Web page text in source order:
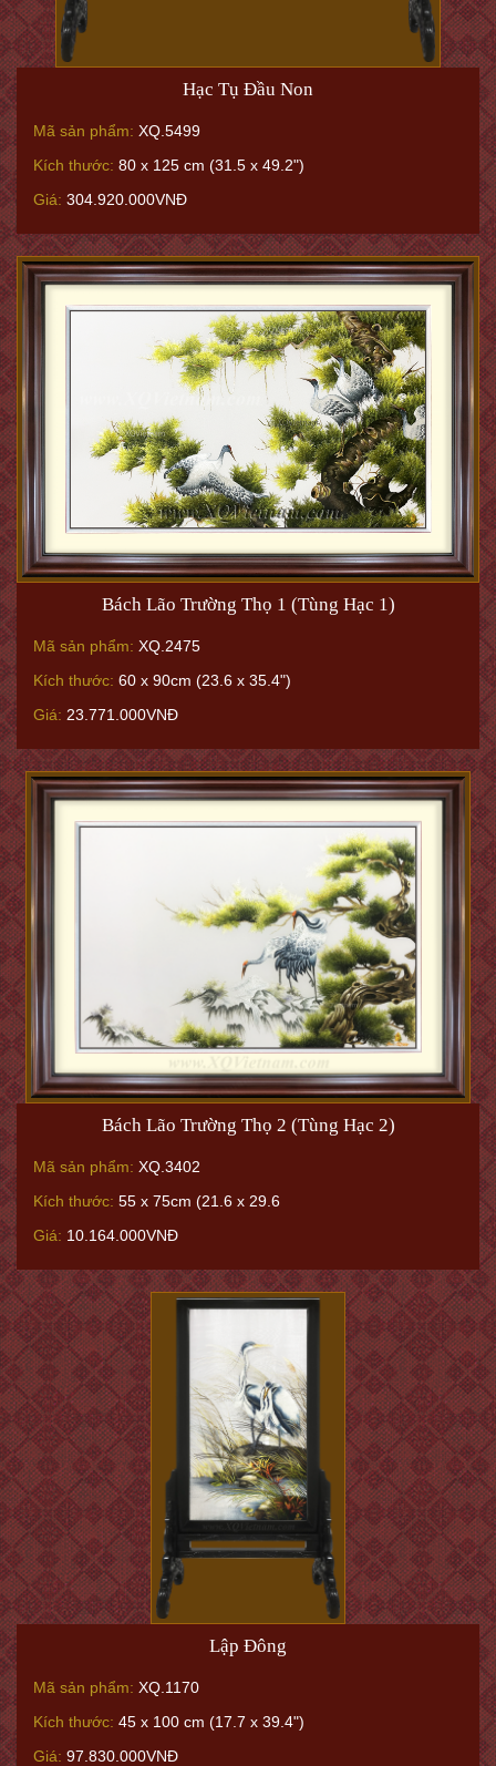
Hạc Tụ Đầu Non
Mã sản phẩm: XQ.5499
Kích thước: 80 x 125 cm (31.5 x 49.2")
Giá: 304.920.000VNĐ
Bách Lão Trường Thọ 1 (Tùng Hạc 1)
Mã sản phẩm: XQ.2475
Kích thước: 60 x 90cm (23.6 x 35.4")
Giá: 23.771.000VNĐ
Bách Lão Trường Thọ 2 (Tùng Hạc 2)
Mã sản phẩm: XQ.3402
Kích thước: 55 x 75cm (21.6 x 29.6
Giá: 10.164.000VNĐ
Lập Đông
Mã sản phẩm: XQ.1170
Kích thước: 45 x 100 cm (17.7 x 39.4")
Giá: 97.830.000VNĐ